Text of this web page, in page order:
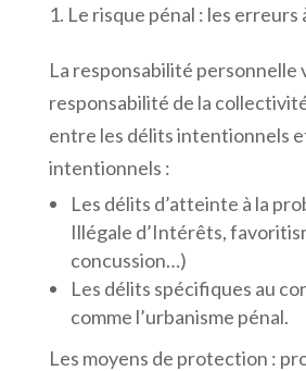
Le risque pénal : les erreurs
La responsabilité personnelle
responsabilité de la
entre les délits intentionnels
intentionnels :
Les délits d’atteinte à la
Illégale d’Intérêts,
concussion…)
Les délits spécifiques au
comme l’urbanisme pénal.
Les moyens de protection :